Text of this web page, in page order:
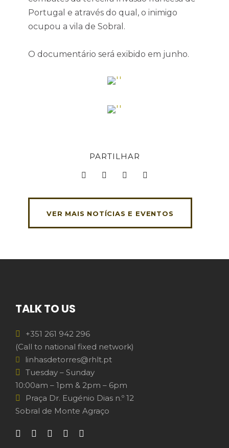
Portugal e através do qual, o inimigo
ocupou a vila de Sobral.
O documentário será exibido em junho.
PARTILHAR
VER MAIS NOTÍCIAS E EVENTOS
TALK TO US
+351 261 942 296
(Call to national fixed network)
linhasdetorres@rhlt.pt
Tuesday – Sunday
10:00am – 1pm & 2pm – 6pm
Praça Dr. Eugénio Dias n.º 12
Sobral de Monte Agraço